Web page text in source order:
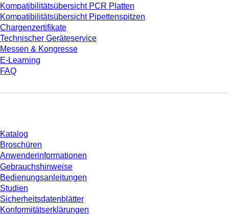
Kompatibilitätsübersicht PCR Platten
Kompatibilitätsübersicht Pipettenspitzen
Chargenzertifikate
Technischer Geräteservice
Messen & Kongresse
E-Learning
FAQ
Katalog
Broschüren
Anwenderinformationen
Gebrauchshinweise
Bedienungsanleitungen
Studien
Sicherheitsdatenblätter
Konformitätserklärungen